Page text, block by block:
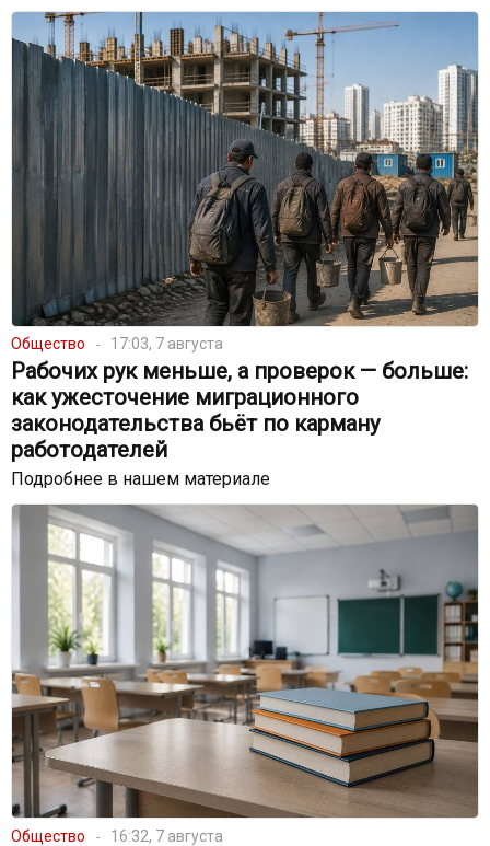
Общество 17:03, 7 августа
Рабочих рук меньше, а проверок — больше:
как ужесточение миграционного
законодательства бьёт по карману
работодателей
Подробнее в нашем материале
Общество 16:32, 7 августа